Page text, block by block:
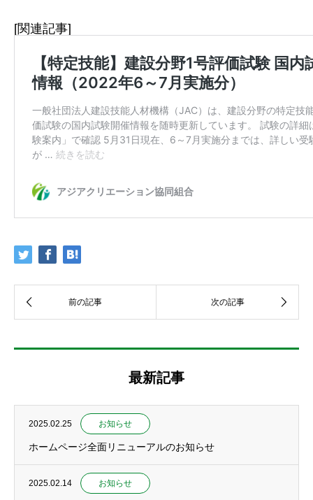
[関連記事]
最新記事
2025.02.25 お知らせ
ホームページ全面リニューアルのお知らせ
2025.02.14 お知らせ